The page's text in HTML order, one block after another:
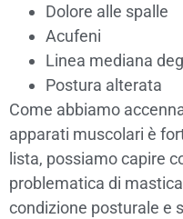
Dolore alle spalle
Acufeni
Linea mediana
Postura alterata
Come abbiamo
apparati muscolari è
lista, possiamo capire
problematica di
condizione posturale e